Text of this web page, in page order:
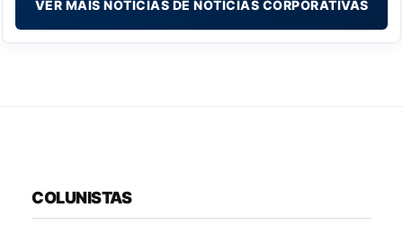
VER MAIS NOTÍCIAS DE NOTÍCIAS CORPORATIVAS
COLUNISTAS